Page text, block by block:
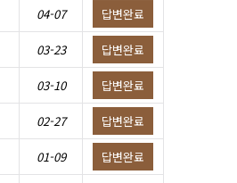
04-07 답변완료
03-23 답변완료
03-10 답변완료
02-27 답변완료
01-09 답변완료